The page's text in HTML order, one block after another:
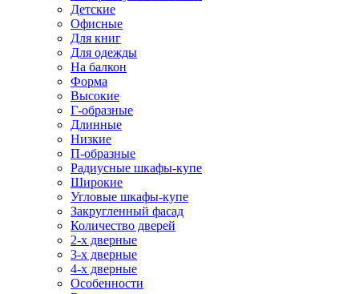
Детские
Офисные
Для книг
Для одежды
На балкон
Форма
Высокие
Г-образные
Длинные
Низкие
П-образные
Радиусные шкафы-купе
Широкие
Угловые шкафы-купе
Закругленный фасад
Количество дверей
2-х дверные
3-х дверные
4-х дверные
Особенности